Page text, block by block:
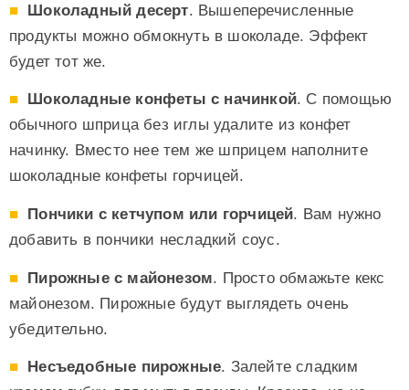
Шоколадный десерт. Вышеперечисленные
продукты можно обмокнуть в шоколаде. Эффект
будет тот же.
Шоколадные конфеты с начинкой. С помощью
обычного шприца без иглы удалите из конфет
начинку. Вместо нее тем же шприцем наполните
шоколадные конфеты горчицей.
Пончики с кетчупом или горчицей. Вам нужно
добавить в пончики несладкий соус.
Пирожные с майонезом. Просто обмажьте кекс
майонезом. Пирожные будут выглядеть очень
убедительно.
Несъедобные пирожные. Залейте сладким